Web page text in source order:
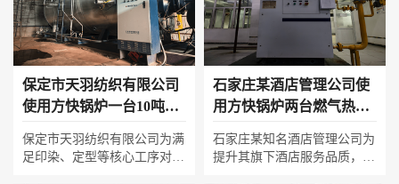
保定市天羽纺织有限公司
使用方快锅炉一台10吨燃
保定市天羽纺织有限公司为满
足印染、定型等核心工序对稳
石家庄某酒店管理公司使
用方快锅炉两台燃气热水
石家庄某知名酒店管理公司为
提升其旗下酒店服务品质，选